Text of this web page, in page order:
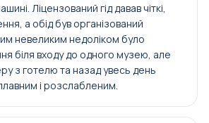
Ліцензований гід давав чіткі,
а обід був організований
невеликим недоліком було
біля входу до одного музею, але
з готелю та назад увесь день
і розслабленим.